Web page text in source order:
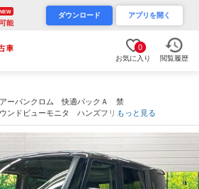
能
ダウンロード アプリを開く
0
お気に入り 閲覧履歴
ーバンクロム 快適パックＡ 禁
ンドビューモニタ ハンズフリー
純正１５インチＡＷ 防水クロ
ＥＴＣ Ｂｌｕｅｔｏｏｔｈ
もっと見る